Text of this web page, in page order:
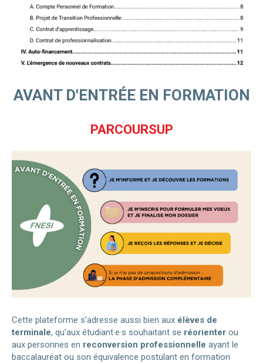
AVANT D'ENTRÉE EN FORMATION
PARCOURSUP
Cette plateforme s’adresse aussi bien aux élèves de
terminale, qu’aux étudiant·e·s souhaitant se réorienter ou
aux personnes en reconversion professionnelle ayant le
baccalauréat ou son équivalence postulant en formation